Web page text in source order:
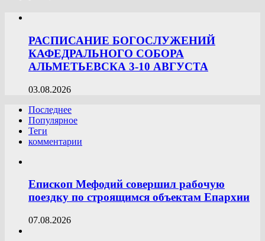
РАСПИСАНИЕ БОГОСЛУЖЕНИЙ
КАФЕДРАЛЬНОГО СОБОРА
АЛЬМЕТЬЕВСКА 3-10 АВГУСТА
03.08.2026
Последнее
Популярное
Теги
комментарии
Епископ Мефодий совершил рабочую
поездку по строящимся объектам Епархии
07.08.2026